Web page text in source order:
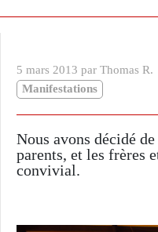
5 mars 2013 par Thomas R.
Manifestations
Nous avons décidé
parents, et les frères
convivial.